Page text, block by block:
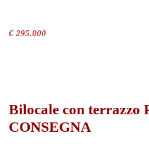
€ 295.000
Bilocale con terrazzo
CONSEGNA